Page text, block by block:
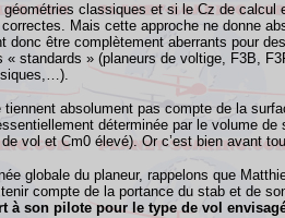
classiques et si le Cz de calcul
Mais cette approche ne donne
être complètement aberrants pour
standards » (planeurs de voltige, F3B,
absolument pas compte de la
déterminée par le volume
vol et Cm0 élevé). Or c’est bien avant
globale du planeur, rappelons que
compte de la portance du stab et de
à son pilote pour le type de vol